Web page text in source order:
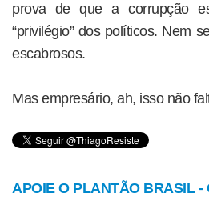
prova de que a corrupção
“privilégio” dos políticos. Nem
escabrosos.
Mas empresário, ah, isso não
APOIE O PLANTÃO BRASIL -